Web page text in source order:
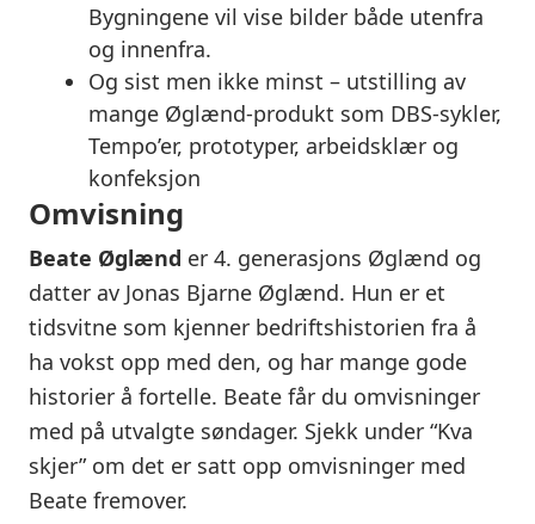
Bygningene vil vise bilder både utenfra
og innenfra.
Og sist men ikke minst – utstilling av
mange Øglænd-produkt som DBS-sykler,
Tempo’er, prototyper, arbeidsklær og
konfeksjon
Omvisning
Beate Øglænd er 4. generasjons Øglænd og
datter av Jonas Bjarne Øglænd. Hun er et
tidsvitne som kjenner bedriftshistorien fra å
ha vokst opp med den, og har mange gode
historier å fortelle. Beate får du omvisninger
med på utvalgte søndager. Sjekk under “Kva
skjer” om det er satt opp omvisninger med
Beate fremover.